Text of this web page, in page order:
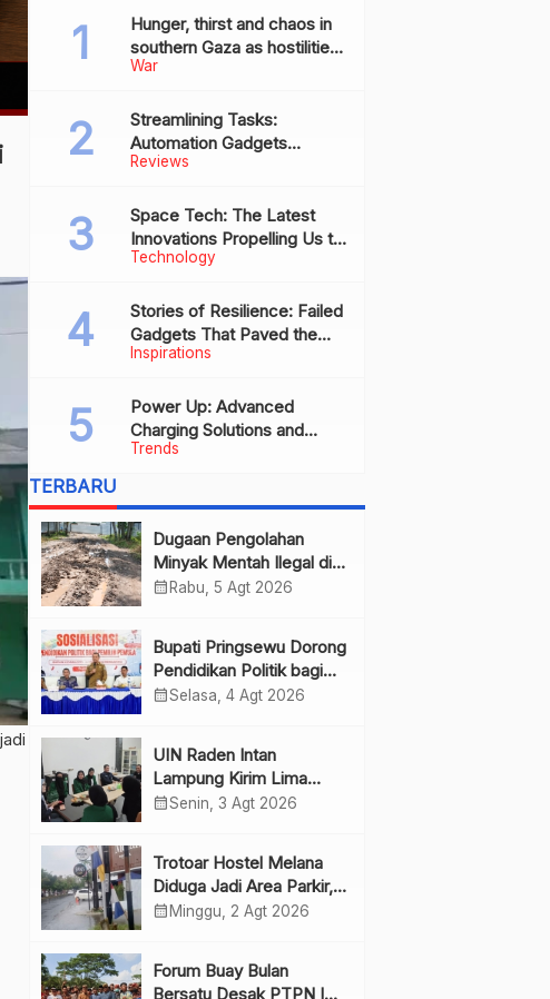
War
Hunger, thirst and chaos in
southern Gaza as hostilities
drive humanitarian aid to the
Reviews
Streamlining Tasks:
Automation Gadgets
Revolutionizing Everyday
Technology
Space Tech: The Latest
Innovations Propelling Us to
New Frontiers
Inspirations
Stories of Resilience: Failed
Gadgets That Paved the
Way for Future Successes
Trends
Power Up: Advanced
Charging Solutions and
Battery Tech Innovations
TERBARU
Dugaan Pengolahan
Minyak Mentah Ilegal di
Pesawaran Jadi Sorotan
calendar_month Rabu, 5 Agt 2026
Bupati Pringsewu Dorong
Pendidikan Politik bagi
Pemilih Pemula
calendar_monthSelasa, 4 Agt 2026
UIN Raden Intan
Lampung Kirim Lima
Mahasiswa PKL ke JMSI
calendar_monthSenin, 3 Agt 2026
Trotoar Hostel Melana
Diduga Jadi Area Parkir,
Warga Minta Pemda
calendar_month Minggu, 2 Agt 2026
Forum Buay Bulan
Bersatu Desak PTPN I